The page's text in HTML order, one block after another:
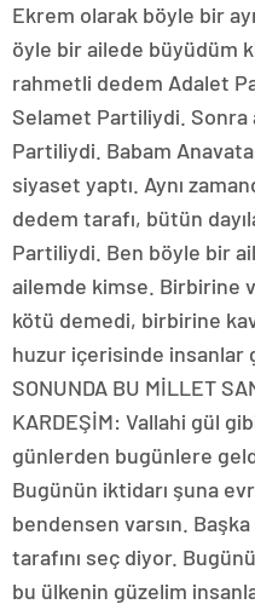
Ekrem olarak böyle bir
öyle bir ailede büyüdüm
rahmetli dedem Adalet
Selamet Partiliydi.
Partiliydi. Babam
siyaset yaptı. Aynı
dedem tarafı, bütün
Partiliydi. Ben böyle bir
ailemde kimse. Birbirine
kötü demedi, birbirine
huzur içerisinde insanlar
SONUNDA BU MİLLET
KARDEŞİM: Vallahi gül
günlerden bugünlere
Bugünün iktidarı şuna
bendensen varsın.
tarafını seç diyor.
bu ülkenin güzelim